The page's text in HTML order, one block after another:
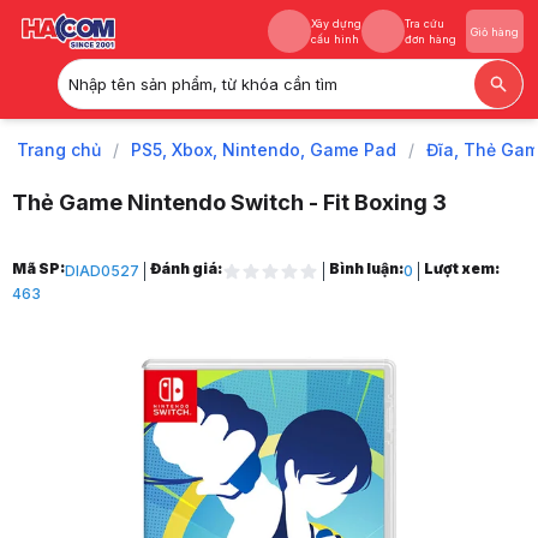
Xây dựng
cấu hình
Tra cứu
đơn hàng
Giỏ hàng
Nhập tên sản phẩm, từ khóa cần tìm
Xây dựng
Tra cứu
Trang chủ / PS5, Xbox, Nintendo, Game Pad / Đĩa, Thẻ
Thẻ Game Nintendo Switch - Fit Boxing 3
Trang chủ
1
Đĩa, Thẻ Game, Phụ kiện
Game Nintendo Switch
Thẻ Game Nintendo Switch
Thẻ Game Nintendo Switch - Fit Boxing 3
Mã SP:DIAD0527 Đánh giá: Bình luận:0
Lượt xem:
463